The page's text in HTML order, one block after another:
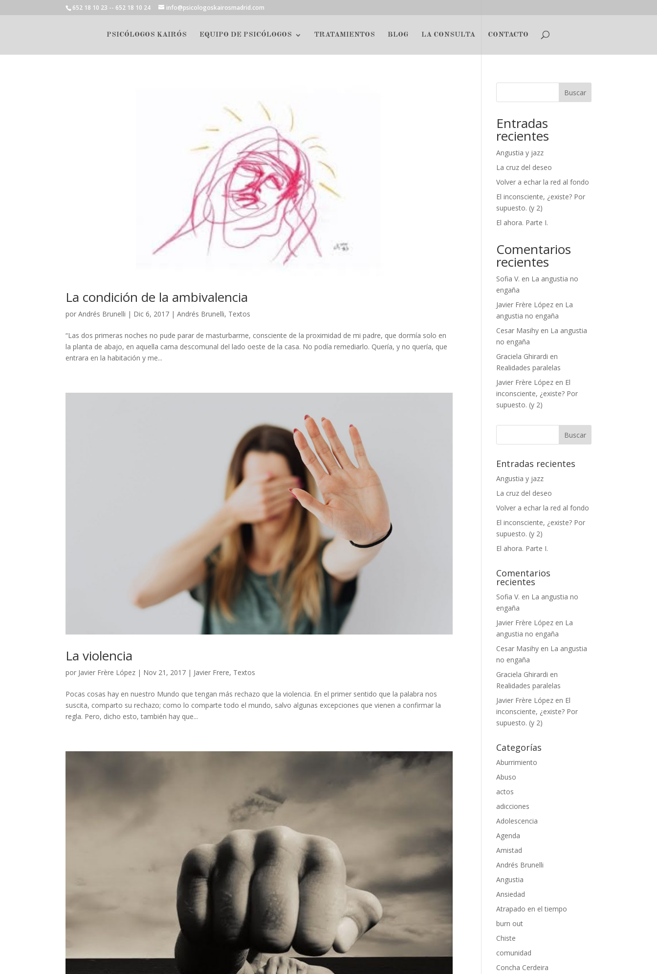
652 18 10 23 -- 652 18 10 24 info@psicologoskairosmadrid.com
PSICÓLOGOS KAIRÓS EQUIPO DE PSICÓLOGOS TRATAMIENTOS BLOG LA CONSULTA CONTACTO
La condición de la ambivalencia
porAndrés Brunelli | Dic 6, 2017 |Andrés Brunelli, Textos
“Las dos primeras noches no pude parar de masturbarme, consciente de la proximidad de mi padre, que dormía solo en
la planta de abajo, en aquella cama descomunal del lado oeste de la casa. No podía remediarlo. Quería, y no quería, que
entrara en la habitación y me...
La violencia
por Javier Frère López | Nov 21, 2017 | Javier Frere, Textos
Pocas cosas hay en nuestro Mundo que tengan más rechazo que la violencia. En el primer sentido que la palabra nos
suscita, comparto su rechazo; como lo comparte todo el mundo, salvo algunas excepciones que vienen a confirmar la
regla. Pero, dicho esto, también hay que...
Buscar
Entradas
recientes
Angustia y jazz
La cruz del deseo
Volver a echar la red al fondo
El inconsciente, ¿existe? Por
supuesto. (y 2)
El ahora. Parte I.
Comentarios
recientes
Sofia V. en La angustia no
engaña
Javier Frère López en La
angustia no engaña
Cesar Masihy en La angustia
no engaña
Graciela Ghirardi en
Realidades paralelas
Javier Frère López en El
inconsciente, ¿existe? Por
supuesto. (y 2)
Entradas recientes
Angustia y jazz
La cruz del deseo
Volver a echar la red al fondo
El inconsciente, ¿existe? Por
supuesto. (y 2)
El ahora. Parte I.
Comentarios
recientes
Sofia V. en La angustia no
engaña
Javier Frère López en La
angustia no engaña
Cesar Masihy en La angustia
no engaña
Graciela Ghirardi en
Realidades paralelas
Javier Frère López en El
inconsciente, ¿existe? Por
supuesto. (y 2)
Categorías
Aburrimiento
Abuso
actos
adicciones
Adolescencia
Agenda
Amistad
Andrés Brunelli
Angustia
Ansiedad
Atrapado en el tiempo
burn out
Chiste
comunidad
Concha Cerdeira